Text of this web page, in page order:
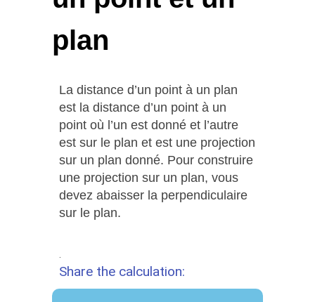
plan
La distance d’un point à un plan
est la distance d’un point à un
point où l’un est donné et l’autre
est sur le plan et est une projection
sur un plan donné. Pour construire
une projection sur un plan, vous
devez abaisser la perpendiculaire
sur le plan.
Share the calculation: